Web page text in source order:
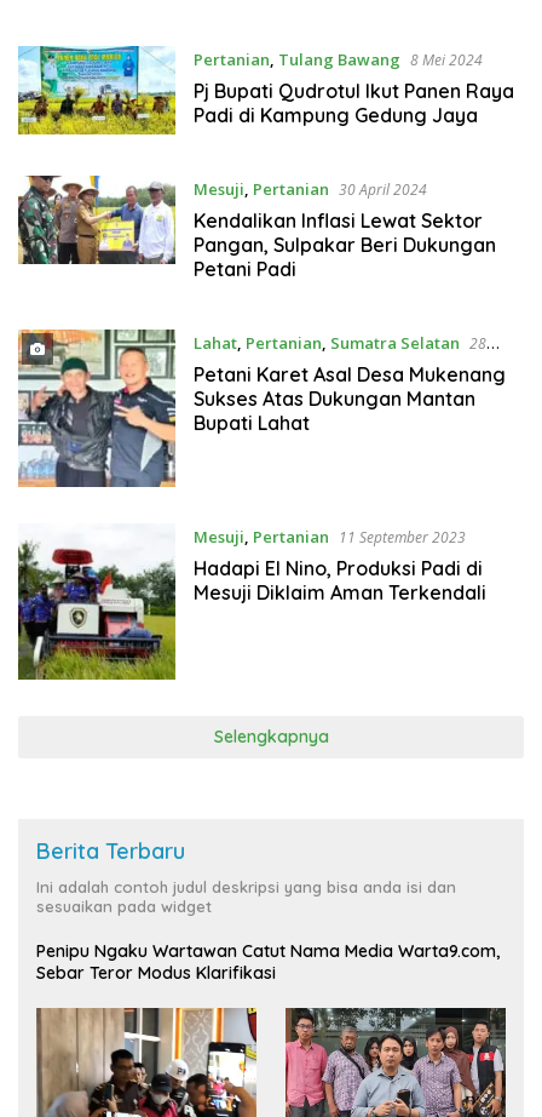
Pertanian, Tulang Bawang 8 Mei 2024
Pj Bupati Qudrotul Ikut Panen Raya
Padi di Kampung Gedung Jaya
Mesuji, Pertanian 30 April 2024
Kendalikan Inflasi Lewat Sektor
Pangan, Sulpakar Beri Dukungan
Petani Padi
Lahat, Pertanian, Sumatra Selatan 28
Desember 2023
Petani Karet Asal Desa Mukenang
Sukses Atas Dukungan Mantan
Bupati Lahat
Mesuji Pertanian 11 September 2023
Hadapi El Nino, Produksi Padi di
Mesuji Diklaim Aman Terkendali
Selengkapnya
Berita Terbaru
Ini adalah contoh judul deskripsi yang bisa anda isi dan
sesuaikan pada widget
Penipu Ngaku Wartawan Catut Nama Media Warta9.com,
Sebar Teror Modus Klarifikasi